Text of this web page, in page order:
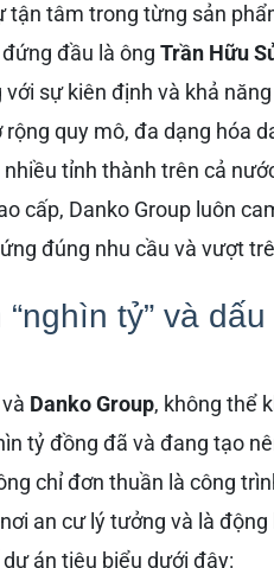
tận tâm trong từng sản
đầu là ông Trần Hữu
sự kiên định và khả
quy mô, đa dạng hóa
tỉnh thành trên cả
cấp, Danko Group luôn
đúng nhu cầu và vượt
tỷ” và
Danko Group, không thể
tỷ đồng đã và đang tạo
chỉ đơn thuần là công
an cư lý tưởng và là
án tiêu biểu dưới đây: